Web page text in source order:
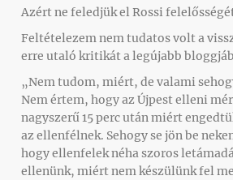
Azért ne feledjük el Rossi
Feltételezem nem tudatos volt a
erre utaló kritikát a legújabb
„Nem tudom, miért, de valami
Nem értem, hogy az Újpest elleni
nagyszerű 15 perc után miért
az ellenfélnek. Sehogy se jön be
hogy ellenfelek néha szoros
ellenünk, miért nem készülünk fel